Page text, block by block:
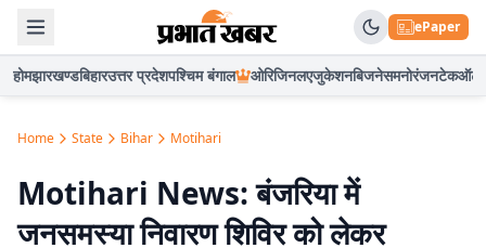
ePaper
होमझारखण्डबिहारउत्तर प्रदेशपश्चिम बंगाल ओरिजिनलएजुकेशनबिजनेसमनोरंजनटेकऑटो
Home State Bihar Motihari
Motihari News: बंजरिया में
जनसमस्या निवारण शिविर को लेकर